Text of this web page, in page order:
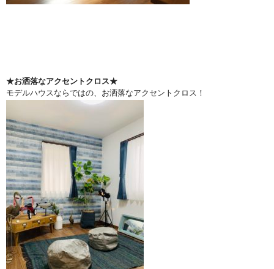
★お洒落なアクセントクロス★
モデルハウスならではの、お洒落なアクセントクロス！